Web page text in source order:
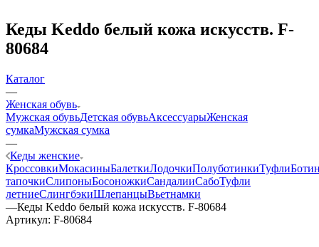
Кеды Keddo белый кожа искусств. F-
80684
Каталог
—
Женская обувь
Мужская обувьДетская обувьАксессуарыЖенская
сумкаМужская сумка
—
Кеды женские
КроссовкиМокасиныБалеткиЛодочкиПолуботинкиТуфли
тапочкиСлипоныБосоножкиСандалииСабоТуфли
летниеСлингбэкиШлепанцыВьетнамки
—Кеды Keddo белый кожа искусств. F-80684
Артикул: F-80684